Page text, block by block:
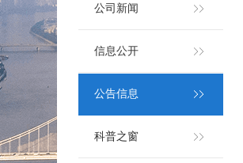
公司新闻
信息公开
公告信息
科普之窗